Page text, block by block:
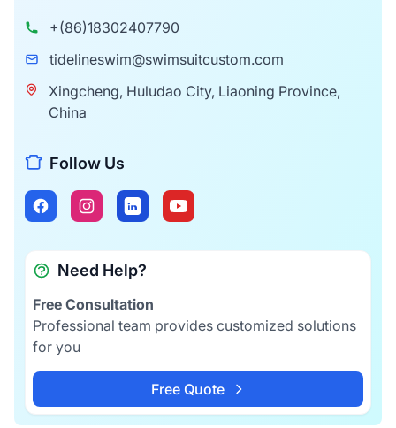
+(86)18302407790
tidelineswim@swimsuitcustom.com
Xingcheng, Huludao City, Liaoning Province,
China
Follow Us
Need Help?
Free Consultation
Professional team provides customized solutions
for you
Free Quote